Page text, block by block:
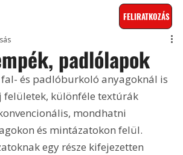
FELIRATKOZÁS
padlólapok
és padlóburkoló anyagoknál is
különféle textúrák
mondhatni
és mintázatokon felül.
egy része kifejezetten